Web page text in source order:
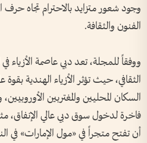
وجود شعور متزايد بالاحترام تجاه حرف
الفنون والثقافة.
ووفقاً للمجلة، تعد دبي عاصمة الأزياء
الثقافي، حيث تؤثر الأزياء الهندية
السكان المحليين والمغتربين
فاخرة لدخول سوق دبي عالي الإنفاق،
أن تفتح متجراً في «مول الإمارات» في